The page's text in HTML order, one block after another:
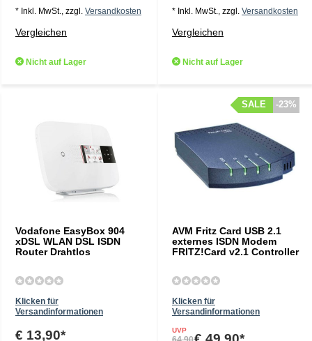
* Inkl. MwSt., zzgl. Versandkosten
Vergleichen
Nicht auf Lager
* Inkl. MwSt., zzgl. Versandkosten
Vergleichen
Nicht auf Lager
Vodafone EasyBox 904
xDSL WLAN DSL ISDN
Router Drahtlos
Klicken für
Versandinformationen
€ 13,90*
AVM Fritz Card USB 2.1
externes ISDN Modem
FRITZ!Card v2.1 Controller
Klicken für
Versandinformationen
-23%
SALE
UVP
-23%
SALE